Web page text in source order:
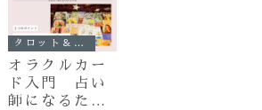
タロット＆オラクル
オラクルカー
ド入門 占い
師になるため